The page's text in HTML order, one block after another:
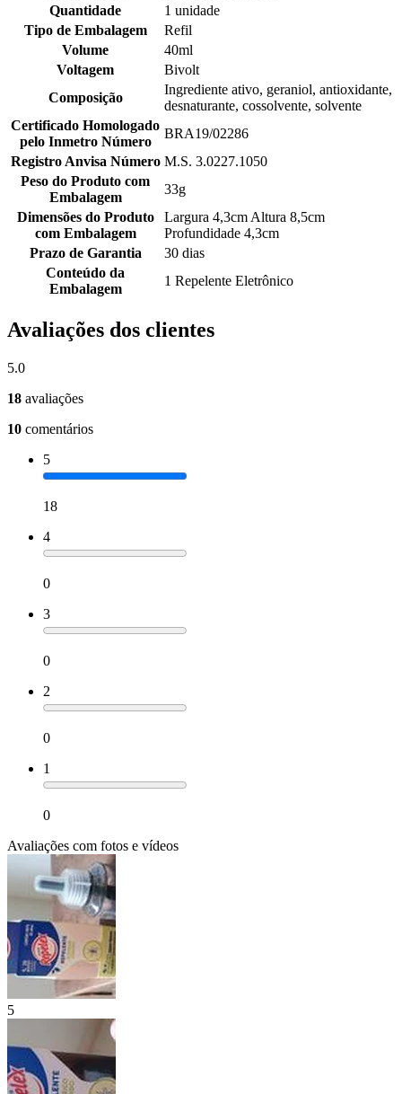
Quantidade
1 unidade
Tipo de Embalagem
Refil
Volume
40ml
Voltagem
Bivolt
Composição
Ingrediente ativo, geraniol, antioxidante,
desnaturante, cossolvente, solvente
Certificado Homologado
pelo Inmetro Número
BRA19/02286
Registro Anvisa Número M.S. 3.0227.1050
Peso do Produto com
Embalagem
33g
Dimensões do Produto
com Embalagem
Largura 4,3cm Altura 8,5cm
Profundidade 4,3cm
Prazo de Garantia
30 dias
Conteúdo da
Embalagem
1 Repelente Eletrônico
Avaliações dos clientes
5.0
18 avaliações
10 comentários
5
18
4
0
3
0
2
0
1
0
Avaliações com fotos e vídeos
5